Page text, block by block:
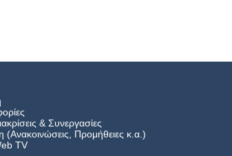
& Συνεργασίες
Προμήθειες κ.α.)
TV